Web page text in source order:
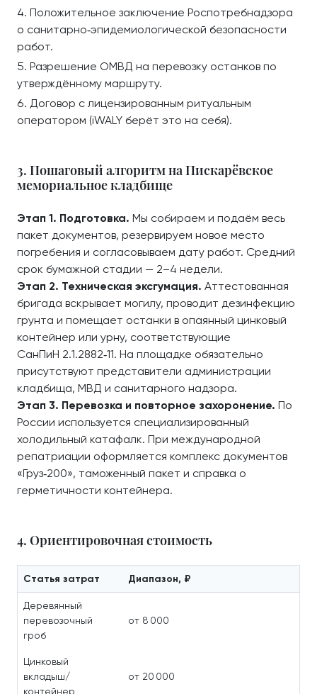
Положительное заключение Роспотребнадзора
о санитарно‑эпидемиологической безопасности
работ.
Разрешение ОМВД на перевозку останков по
утверждённому маршруту.
Договор с лицензированным ритуальным
оператором (iWALY берёт это на себя).
3. Пошаговый алгоритм на Пискарёвское
мемориальное кладбище
Этап 1. Подготовка. Мы собираем и подаём весь
пакет документов, резервируем новое место
погребения и согласовываем дату работ. Средний
срок бумажной стадии — 2–4 недели.
Этап 2. Техническая эксгумация. Аттестованная
бригада вскрывает могилу, проводит дезинфекцию
грунта и помещает останки в опаянный цинковый
контейнер или урну, соответствующие
СанПиН 2.1.2882‑11. На площадке обязательно
присутствуют представители администрации
кладбища, МВД и санитарного надзора.
Этап 3. Перевозка и повторное захоронение. По
России используется специализированный
холодильный катафалк. При международной
репатриации оформляется комплекс документов
«Груз‑200», таможенный пакет и справка о
герметичности контейнера.
4. Ориентировочная стоимость
Статья затрат Диапазон, ₽
Деревянный
перевозочный
гроб
от 8 000
Цинковый
вкладыш/
контейнер
от 20 000